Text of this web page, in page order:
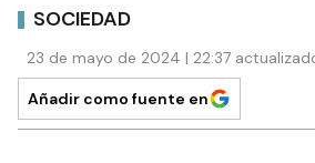
SOCIEDAD
23 de mayo de 2024 | 22:37
Añadir como fuente en